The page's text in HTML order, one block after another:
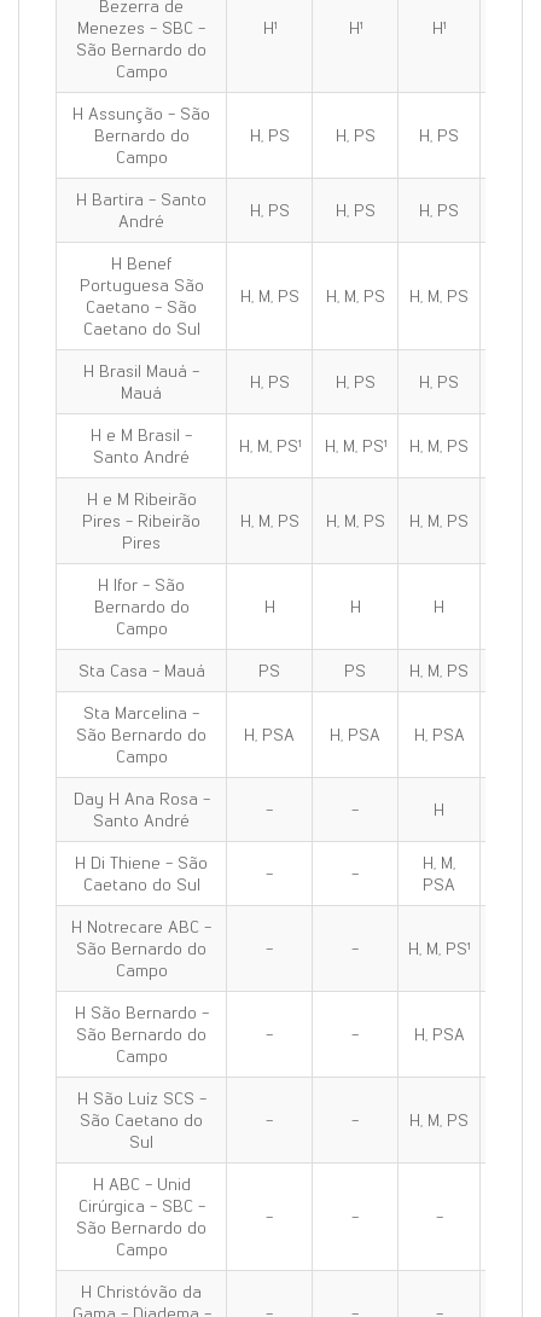
Bezerra de
Menezes - SBC -
São Bernardo do
Campo
H¹ H¹ H¹
H Assunção - São
Bernardo do
Campo
H, PS H, PS H, PS
H Bartira - Santo
André
H, PS H, PS H, PS
H Benef
Portuguesa São
Caetano - São
Caetano do Sul
H, M, PS H, M, PS H, M, PS
H Brasil Mauá -
Mauá
H, PS H, PS H, PS
H e M Brasil -
Santo André
H, M, PS¹ H, M, PS¹ H, M, PS
H e M Ribeirão
Pires - Ribeirão
Pires
H, M, PS H, M, PS H, M, PS
H Ifor - São
Bernardo do
Campo
H H H
Sta Casa - Mauá PS PS H, M, PS
Sta Marcelina -
São Bernardo do
Campo
H, PSA H, PSA H, PSA
Day H Ana Rosa -
Santo André
- - H
H Di Thiene - São
Caetano do Sul
- -
H, M,
PSA
H Notrecare ABC -
São Bernardo do
Campo
- - H, M, PS¹
H São Bernardo -
São Bernardo do
Campo
- - H, PSA
H São Luíz SCS -
São Caetano do
Sul
- - H, M, PS
H ABC - Unid
Cirúrgica - SBC -
São Bernardo do
Campo
- - -
H Christóvão da